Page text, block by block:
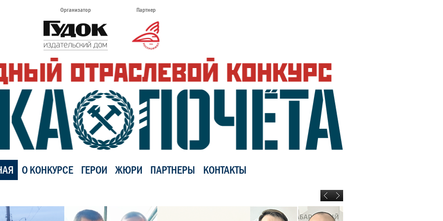
Организатор Партнер
О КОНКУРСЕ ГЕРОИ ЖЮРИ ПАРТНЕРЫ КОНТАКТЫ